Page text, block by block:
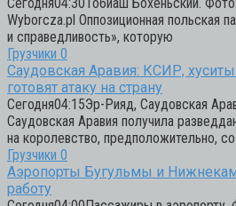
Wyborcza.pl Оппозиционная польская
и справедливость», которую
Грузчики 0
Саудовская Аравия: КСИР,
готовят атаку на страну
Сегодня04:15Эр-Рияд, Саудовская
Саудовская Аравия получила
на королевство, предположительно,
Грузчики 0
Аэропорты Бугульмы и
работу